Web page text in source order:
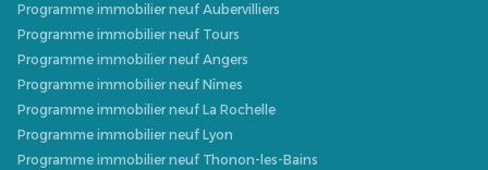
Programme immobilier neuf Aubervilliers
Programme immobilier neuf Tours
Programme immobilier neuf Angers
Programme immobilier neuf Nîmes
Programme immobilier neuf La Rochelle
Programme immobilier neuf Lyon
Programme immobilier neuf Thonon-les-Bains